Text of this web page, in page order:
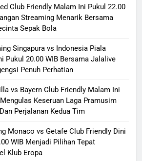
Club Friendly Malam Ini Pukul 22.00
Streaming Menarik Bersama
Sepak Bola
Singapura vs Indonesia Piala
Pukul 20.00 WIB Bersama Jalalive
Penuh Perhatian
vs Bayern Club Friendly Malam Ini
Keseruan Laga Pramusim
Perjalanan Kedua Tim
Monaco vs Getafe Club Friendly Dini
WIB Menjadi Pilihan Tepat
Klub Eropa